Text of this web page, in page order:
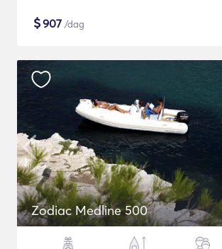
$907 /dag
Zodiac Medline 500